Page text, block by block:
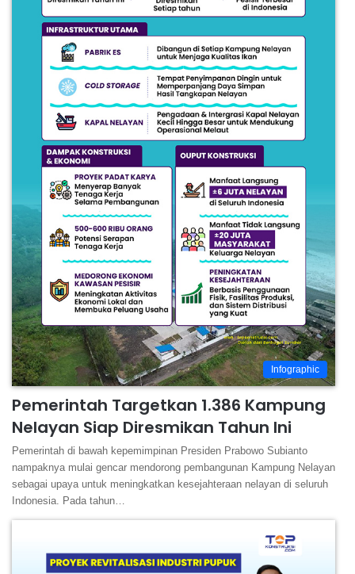
Infographic
Pemerintah Targetkan 1.386 Kampung
Nelayan Siap Diresmikan Tahun Ini
Pemerintah di bawah kepemimpinan Presiden Prabowo Subianto
nampaknya mulai gencar mendorong pembangunan Kampung Nelayan
sebagai upaya untuk meningkatkan kesejahteraan nelayan di seluruh
Indonesia. Pada tahun…